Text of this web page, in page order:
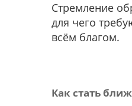
Стремление
для чего
всём благом.
Как стать